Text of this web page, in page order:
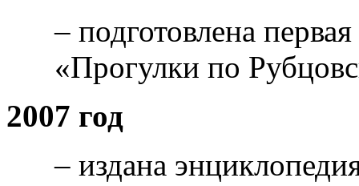
– подготовлена
«Прогулки по
2007 год
– издана